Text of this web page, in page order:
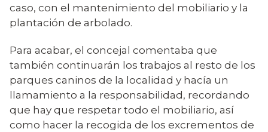
caso, con el mantenimiento del mobiliario y la
plantación de arbolado.
Para acabar, el concejal comentaba que
también continuarán los trabajos al resto de los
parques caninos de la localidad y hacía un
llamamiento a la responsabilidad, recordando
que hay que respetar todo el mobiliario, así
como hacer la recogida de los excrementos de